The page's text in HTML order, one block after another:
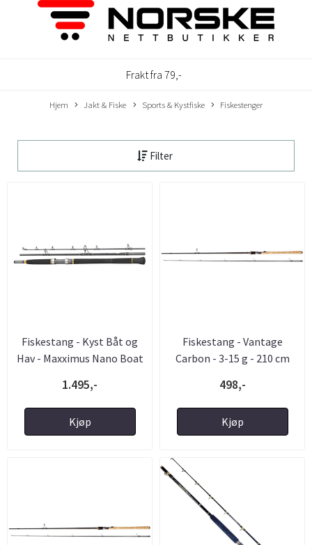
Frakt fra 79,-
Hjem Jakt & Fiske Sports & Kystfiske Fiskestenger
Filter
Fiskestang - Kyst Båt og
Hav - Maxximus Nano Boat
1.495,-
Kjøp
Fiskestang - Vantage
Carbon - 3-15 g - 210 cm
498,-
Kjøp